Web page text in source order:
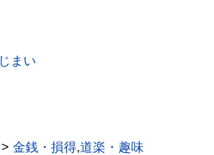
まい
> 金銭・損得,道楽・趣味